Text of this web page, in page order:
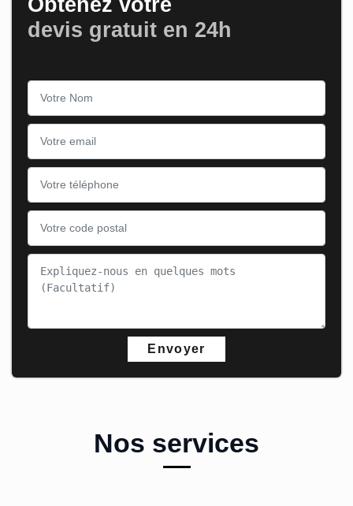
Obtenez votre
devis gratuit en 24h
Nos services